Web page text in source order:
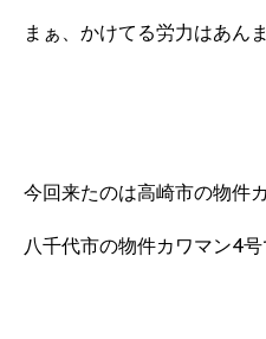
まぁ、かけてる労力はあん
今回来たのは高崎市の物件
八千代市の物件カワマン4号